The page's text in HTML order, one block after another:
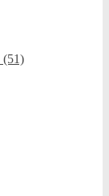
(51)